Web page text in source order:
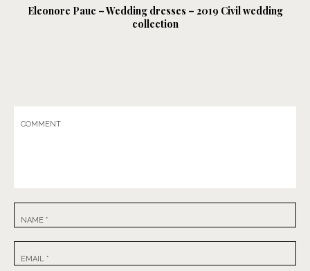
Eleonore Pauc – Wedding dresses – 2019 Civil wedding
collection
COMMENT
NAME *
EMAIL *